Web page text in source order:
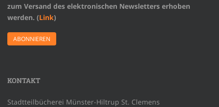
zum Versand des elektronischen Newsletters erhoben
werden. (Link)
KONTAKT
Stadtteilbücherei Münster-Hiltrup St. Clemens